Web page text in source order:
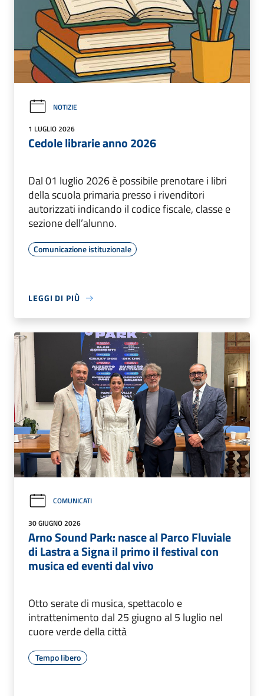
NOTIZIE
1 LUGLIO 2026
Cedole librarie anno 2026
Dal 01 luglio 2026 è possibile prenotare i libri
della scuola primaria presso i rivenditori
autorizzati indicando il codice fiscale, classe e
sezione dell’alunno.
Comunicazione istituzionale
LEGGI DI PIÙ
COMUNICATI
30 GIUGNO 2026
Arno Sound Park: nasce al Parco Fluviale
di Lastra a Signa il primo il festival con
musica ed eventi dal vivo
Otto serate di musica, spettacolo e
intrattenimento dal 25 giugno al 5 luglio nel
cuore verde della città
Tempo libero